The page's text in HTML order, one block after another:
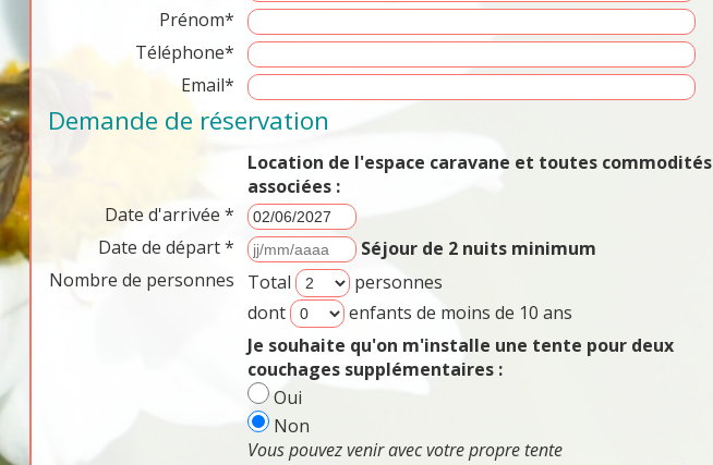
Prénom*
Téléphone*
Email*
Demande de réservation
Location de l'espace caravane et toutes commodités
associées :
Date d'arrivée *
Date de départ *
Séjour de 2 nuits minimum
Nombre de personnes
Total
personnes
dont
enfants de moins de 10 ans
Je souhaite qu'on m'installe une tente pour deux
couchages supplémentaires :
Oui
Non
Vous pouvez venir avec votre propre tente